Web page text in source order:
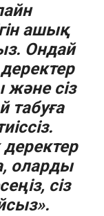
ашық
Ондай
сіз
табуға
оларды
сіз